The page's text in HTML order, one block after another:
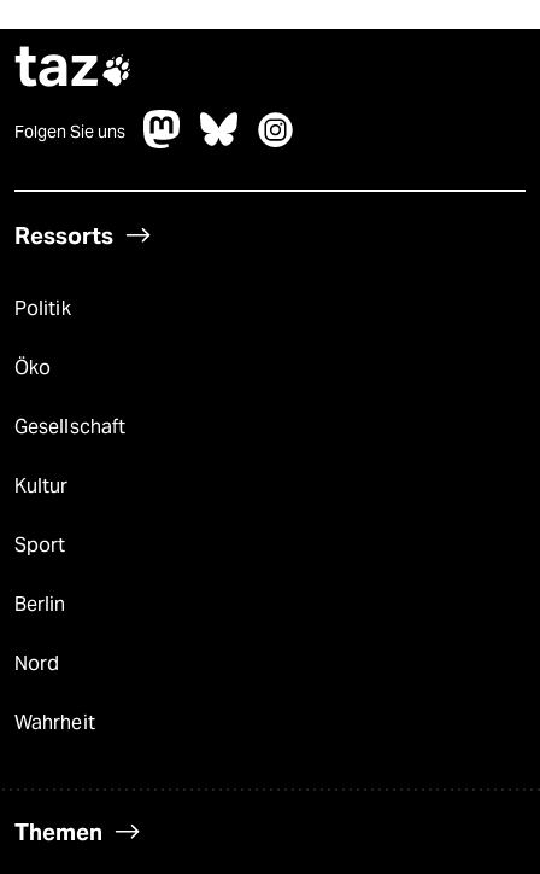
taz
Folgen Sie uns
Ressorts
Politik
Öko
Gesellschaft
Kultur
Sport
Berlin
Nord
Wahrheit
Themen